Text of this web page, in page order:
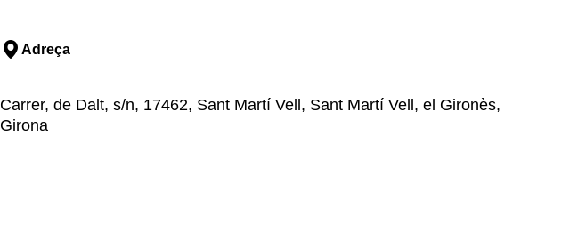
Adreça
Carrer, de Dalt, s/n, 17462, Sant Martí Vell, Sant Martí Vell, el Gironès,
Girona